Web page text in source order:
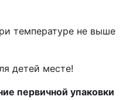
температуре не выше
детей месте!
первичной упаковки